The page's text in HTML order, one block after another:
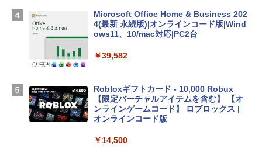
Apple 2026 MacBook Air M5チップ搭載
13インチノートブック：AIとApple Intell
igence、13.6インチLiquid Retinaディ
TB SSDストレージ、12MPセンターフレ
￥261,414
コン Vivobook 15 M1502NAQ 15.6イン
Microsoft Office Home & Business 202
4(最新 永続版)|オンラインコード版|Wind
ows11、10/mac対応|PC2台
￥39,582
Robloxギフトカード - 10,000 Robux
【限定バーチャルアイテムを含む】 【オ
ンラインゲームコード】 ロブロックス |
オンラインコード版
￥14,500